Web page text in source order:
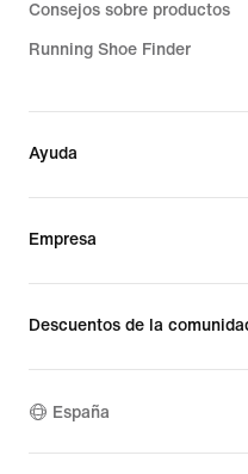
Consejos sobre productos
Running Shoe Finder
Ayuda
Empresa
Descuentos de la
España